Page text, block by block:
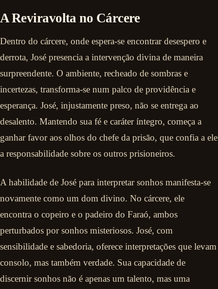
A Reviravolta no Cárcere
Dentro do cárcere, onde espera-se encontrar desespero e
derrota, José presencia a intervenção divina de maneira
surpreendente. O ambiente, recheado de sombras e
incertezas, transforma-se num palco de providência e
esperança. José, injustamente preso, não se entrega ao
desalento. Mantendo sua fé e caráter íntegro, começa a
ganhar favor aos olhos do chefe da prisão, que confia a ele
a responsabilidade sobre os outros prisioneiros.
A habilidade de José para interpretar sonhos manifesta-se
novamente como um dom divino. No cárcere, ele
encontra o copeiro e o padeiro do Faraó, ambos
perturbados por sonhos misteriosos. José, com
sensibilidade e sabedoria, oferece interpretações que levam
consolo, mas também verdade. Sua capacidade de
discernir sonhos não é apenas um talento, mas uma